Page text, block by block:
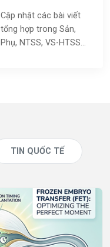
Cập nhật các bài viết
tổng hợp trong Sản,
Phụ, NTSS, VS-HTSS...
TIN QUỐC TẾ